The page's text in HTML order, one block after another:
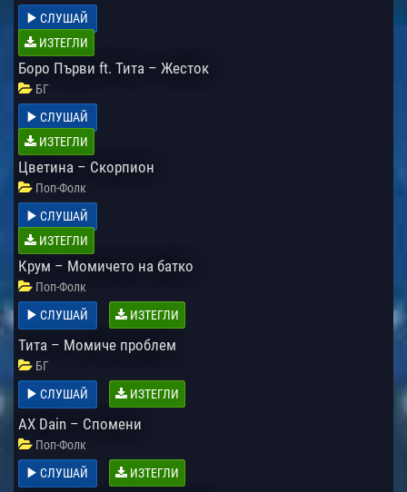
СЛУШАЙ
ИЗТЕГЛИ
Боро Първи ft. Тита – Жесток
БГ
СЛУШАЙ
ИЗТЕГЛИ
Цветина – Скорпион
Поп-Фолк
СЛУШАЙ
ИЗТЕГЛИ
Крум – Момичето на батко
Поп-Фолк
СЛУШАЙ
ИЗТЕГЛИ
Тита – Момиче проблем
БГ
СЛУШАЙ
ИЗТЕГЛИ
AX Dain – Спомени
Поп-Фолк
СЛУШАЙ
ИЗТЕГЛИ